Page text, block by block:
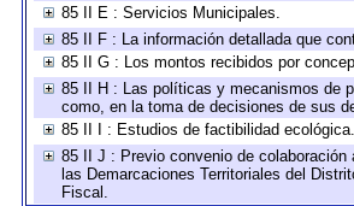
85 II E : Servicios Municipales.
85 II F : La información detallada que
85 II G : Los montos recibidos por
85 II H : Las políticas y mecanismos de
como, en la toma de decisiones de sus
85 II I : Estudios de factibilidad ecológica.
85 II J : Previo convenio de
las Demarcaciones Territoriales del
Fiscal.